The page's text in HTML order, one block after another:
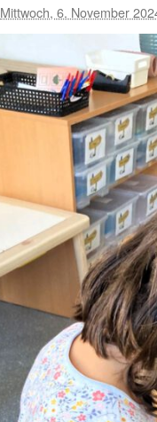
Mittwoch, 6. November